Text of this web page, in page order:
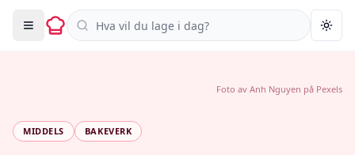
Søk i oppskrifter
MIDDELS BAKEVERK
Foto av Anh Nguyen på Pexels